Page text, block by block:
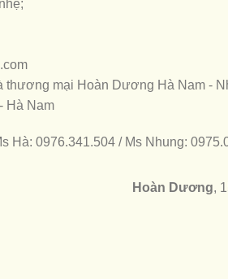
thương mại Hoàn Dương Hà Nam -
Hà Nam
Hà: 0976.341.504 / Ms Nhung:
Hoàn Dương,